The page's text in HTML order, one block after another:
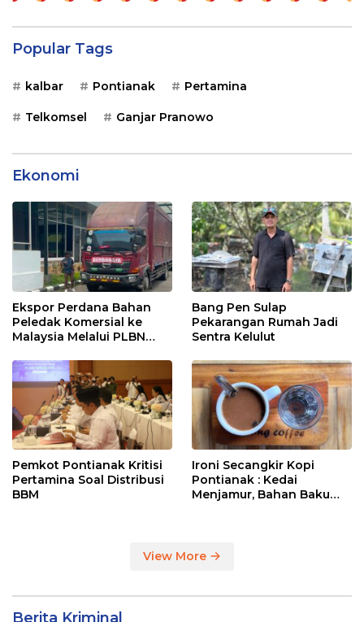
Popular Tags
kalbar Pontianak Pertamina
Telkomsel Ganjar Pranowo
Ekonomi
Ekspor Perdana Bahan
Peledak Komersial ke
Malaysia Melalui PLBN
Bang Pen Sulap
Pekarangan Rumah Jadi
Sentra Kelulut
Pemkot Pontianak Kritisi
Pertamina Soal Distribusi
BBM
Ironi Secangkir Kopi
Pontianak : Kedai
Menjamur, Bahan Baku
View More
Berita Kriminal